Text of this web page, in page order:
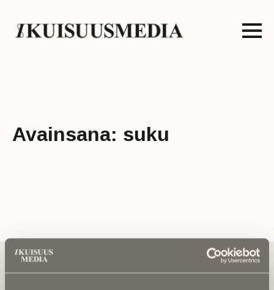
Avainsana: suku
Tilaa uutiskirje - Pääset heti parhaiden
artikkelien pariin!